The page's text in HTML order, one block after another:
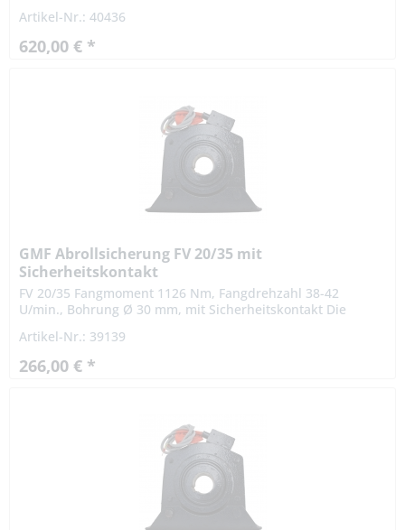
SÜD Industrie Service...
Artikel-Nr.: 40436
620,00 € *
GMF Abrollsicherung FV 20/35 mit
Sicherheitskontakt
FV 20/35 Fangmoment 1126 Nm, Fangdrehzahl 38-42
U/min., Bohrung Ø 30 mm, mit Sicherheitskontakt Die
SÜD Industrie...
Artikel-Nr.: 39139
266,00 € *